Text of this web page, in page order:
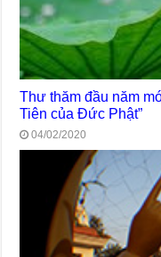
Thư thăm đầu năm
Tiên của Đức Phật”
04/02/2020